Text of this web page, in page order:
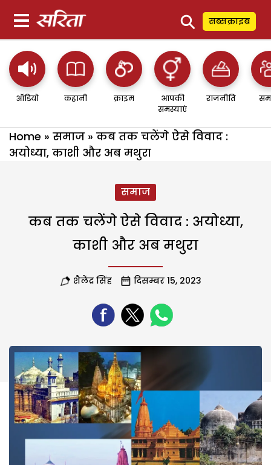
⚲ सब्सक्राइब
ऑडियो कहानी क्राइम
आपकी
समस्याएं
राजनीति
Home » समाज » कब तक चलेंगे ऐसे विवाद :
अयोध्या, काशी और अब मथुरा
समाज
कब तक चलेंगे ऐसे विवाद : अयोध्या,
काशी और अब मथुरा
शैलेंद्र सिंह दिसम्बर 15, 2023